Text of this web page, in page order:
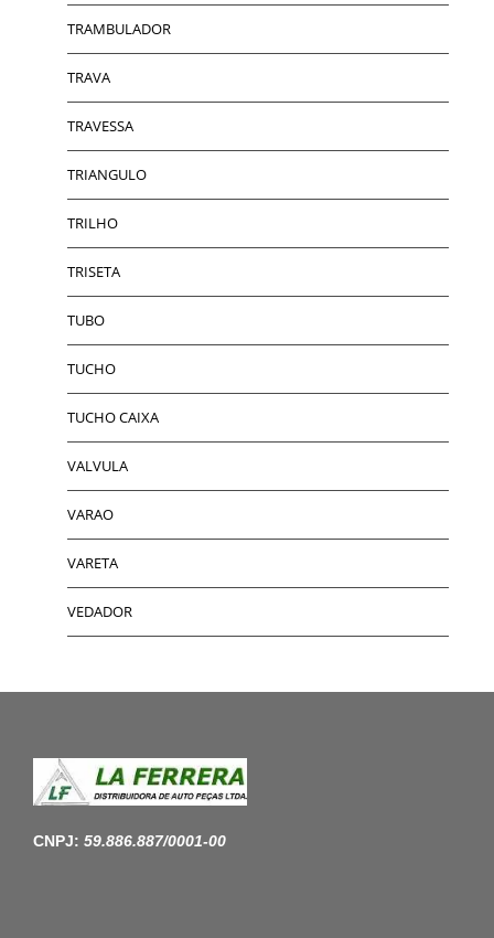
TRAMBULADOR
TRAVA
TRAVESSA
TRIANGULO
TRILHO
TRISETA
TUBO
TUCHO
TUCHO CAIXA
VALVULA
VARAO
VARETA
VEDADOR
CNPJ: 59.886.887/0001-00